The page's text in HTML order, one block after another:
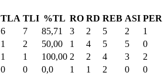
TLA TLI %TL RO RD REB ASI PER
6 7 85,71 3 2 5 2 1
1 2 50,00 1 4 5 5 0
1 1 100,00 2 2 4 3 2
0 0 0,0 1 1 2 0 0